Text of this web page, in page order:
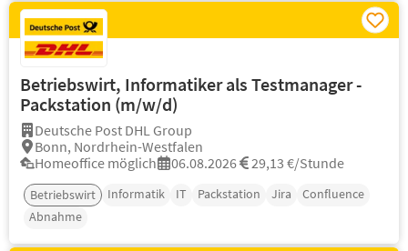
Betriebswirt, Informatiker als Testmanager -
Packstation (m/w/d)
Deutsche Post DHL Group
Bonn, Nordrhein-Westfalen
Homeoffice möglich
06.08.2026 29,13 €/Stunde
Betriebswirt Informatik IT Packstation Jira
Confluence
Abnahme